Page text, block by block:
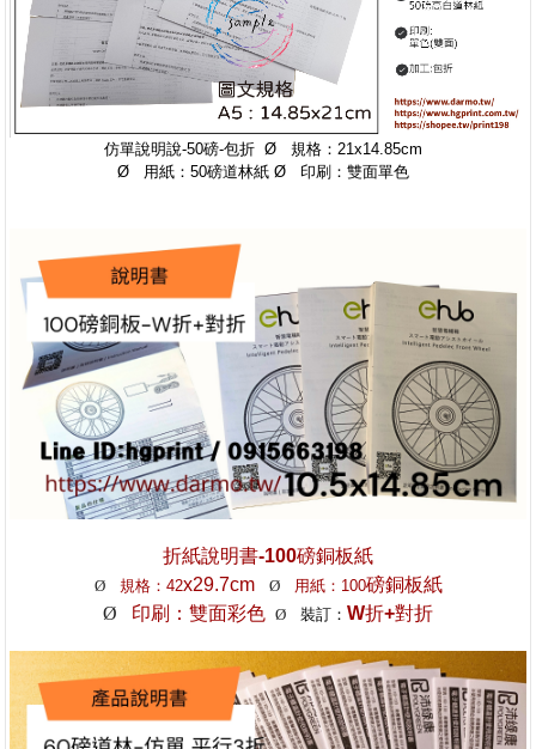
仿單說明說-50磅-包折 Ø 規格：21x14.85cm
Ø 用紙：50磅道林紙 Ø 印刷：雙面單色
折紙說明書-100磅銅板紙
Ø規格：42x29.7cm Ø用紙：100磅銅板紙
Ø 印刷：雙面彩色 Ø 裝訂： W折+對折